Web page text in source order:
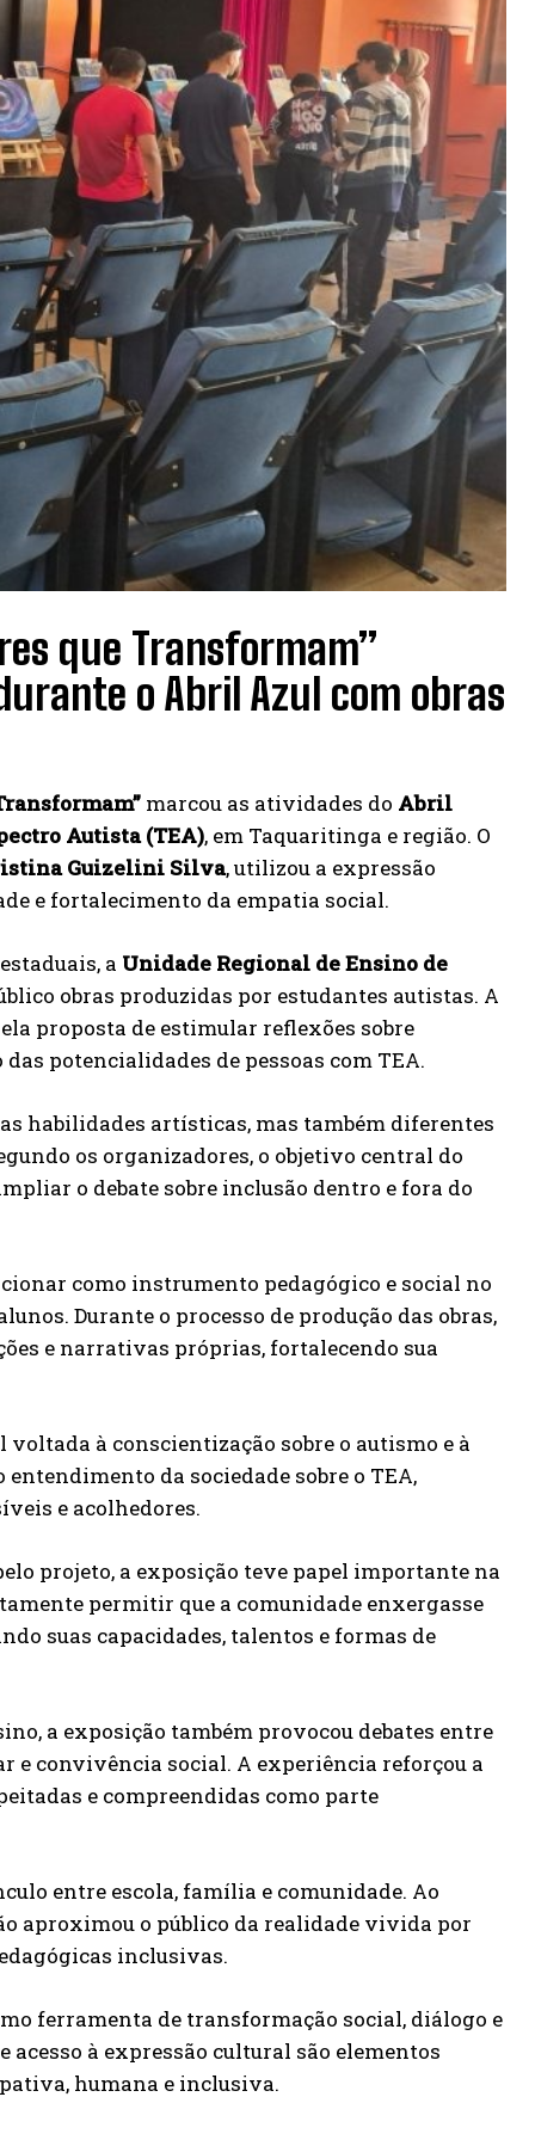
que Transformam”
o Abril Azul com obras
marcou as atividades do Abril
Autista (TEA), em Taquaritinga e região. O
Guizelini Silva, utilizou a expressão
e fortalecimento da empatia social.
a Unidade Regional de Ensino de
obras produzidas por estudantes autistas. A
proposta de estimular reflexões sobre
potencialidades de pessoas com TEA.
habilidades artísticas, mas também diferentes
os organizadores, o objetivo central do
o debate sobre inclusão dentro e fora do
como instrumento pedagógico e social no
Durante o processo de produção das obras,
e narrativas próprias, fortalecendo sua
à conscientização sobre o autismo e à
da sociedade sobre o TEA,
e acolhedores.
projeto, a exposição teve papel importante na
permitir que a comunidade enxergasse
suas capacidades, talentos e formas de
a exposição também provocou debates entre
e convivência social. A experiência reforçou a
e compreendidas como parte
entre escola, família e comunidade. Ao
aproximou o público da realidade vivida por
inclusivas.
ferramenta de transformação social, diálogo e
à expressão cultural são elementos
humana e inclusiva.